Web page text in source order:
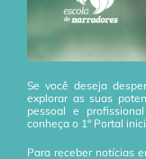
Se você deseja
explorar as suas
pessoal e
conheça o 1º Portal
Para receber notícias